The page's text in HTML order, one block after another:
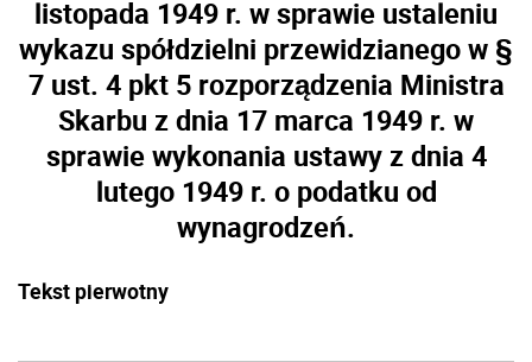
listopada 1949 r. w sprawie ustaleniu
wykazu spółdzielni przewidzianego w §
7 ust. 4 pkt 5 rozporządzenia Ministra
Skarbu z dnia 17 marca 1949 r. w
sprawie wykonania ustawy z dnia 4
lutego 1949 r. o podatku od
wynagrodzeń.
Tekst pierwotny